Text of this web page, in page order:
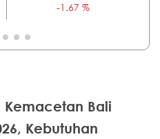
-1.67 %
Kemacetan Bali
Kebutuhan